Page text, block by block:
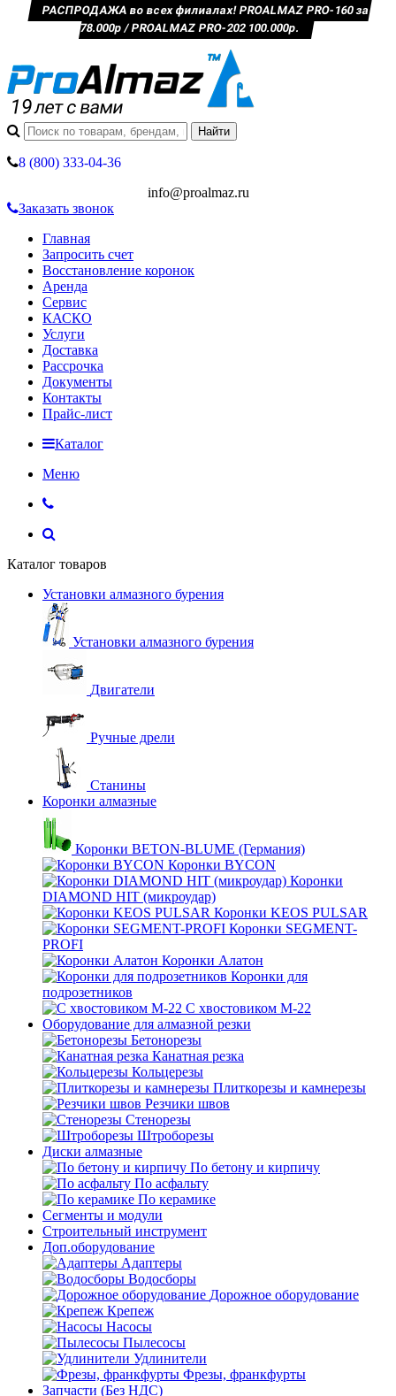
РАСПРОДАЖА во всех филиалах! PROALMAZ PRO-160 за
78.000р / PROALMAZ PRO-202 100.000р.
8 (800) 333-04-36
info@proalmaz.ru
Заказать звонок
Главная
Запросить счет
Восстановление коронок
Аренда
Сервис
КАСКО
Услуги
Доставка
Рассрочка
Документы
Контакты
Прайс-лист
Каталог
Меню
Каталог товаров
Установки алмазного бурения
Установки алмазного бурения
Двигатели
Ручные дрели
Станины
Коронки алмазные
Коронки BETON-BLUME (Германия)
Коронки BYCON
Коронки
DIAMOND HIT (микроудар)
Коронки KEOS PULSAR
Коронки SEGMENT-
PROFI
Коронки Алатон
Коронки для
подрозетников
С хвостовиком М-22
Оборудование для алмазной резки
Бетонорезы
Канатная резка
Кольцерезы
Плиткорезы и камнерезы
Резчики швов
Стенорезы
Штроборезы
Диски алмазные
По бетону и кирпичу
По асфальту
По керамике
Сегменты и модули
Строительный инструмент
Доп.оборудование
Адаптеры
Водосборы
Дорожное оборудование
Крепеж
Насосы
Пылесосы
Удлинители
Фрезы, франкфурты
Запчасти (Без НДС)